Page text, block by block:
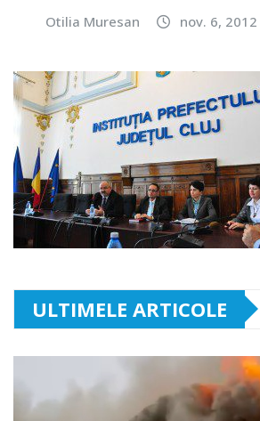
Otilia Muresan nov. 6, 2012
ULTIMELE ARTICOLE